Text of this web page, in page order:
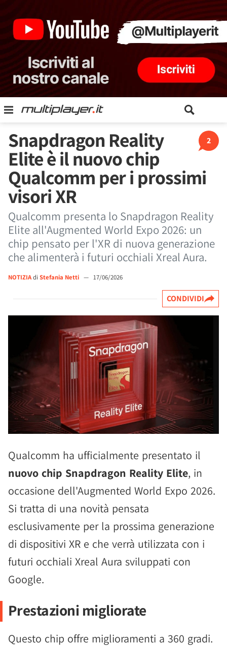
2
Snapdragon Reality
Elite è il nuovo chip
Qualcomm per i prossimi
visori XR
Qualcomm presenta lo Snapdragon Reality
Elite all'Augmented World Expo 2026: un
chip pensato per l'XR di nuova generazione
che alimenterà i futuri occhiali Xreal Aura.
NOTIZIAdi Stefania Netti — 17/06/2026
CONDIVIDI
Qualcomm ha ufficialmente presentato il
nuovo chip Snapdragon Reality Elite, in
occasione dell'Augmented World Expo 2026.
Si tratta di una novità pensata
esclusivamente per la prossima generazione
di dispositivi XR e che verrà utilizzata con i
futuri occhiali Xreal Aura sviluppati con
Google.
Prestazioni migliorate
Questo chip offre miglioramenti a 360 gradi.